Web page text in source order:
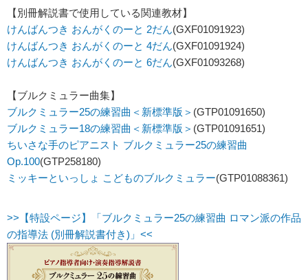
【別冊解説書で使用している関連教材】
けんばんつき おんがくのーと 2だん(GXF01091923)
けんばんつき おんがくのーと 4だん(GXF01091924)
けんばんつき おんがくのーと 6だん(GXF01093268)
【ブルクミュラー曲集】
ブルクミュラー25の練習曲＜新標準版＞ (GTP01091650)
ブルクミュラー18の練習曲＜新標準版＞ (GTP01091651)
ちいさな手のピアニスト ブルクミュラー25の練習曲
Op.100(GTP258180)
ミッキーといっしょ こどものブルクミュラー(GTP01088361)
>>【特設ページ】「ブルクミュラー25の練習曲 ロマン派の作品
の指導法 (別冊解説書付き)」<<